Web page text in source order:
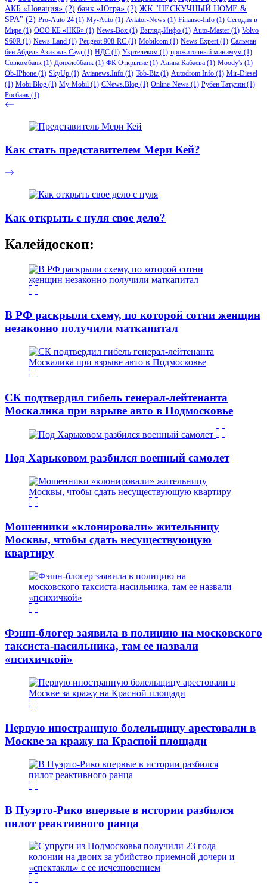
АКБ «Новация» (2) банк «Югра» (2) ЖК "НЕСКУЧНЫЙ HOME &
SPA" (2) Pro-Auto 24 (1) My-Auto (1) Aviator-News (1) Finanse-Info (1) Сегодня в
Мире (1) ООО КБ «НКБ» (1) News-Box (1) Взгляд-Инфо (1) Auto-Master (1) Volvo
S60R (1) News-Land (1) Peugeot 908-RC (1) Mobilcom (1) News-Expert(1) Сальман
бен Абдель Азиз аль-Сауд (1) НДС (1) Укртелеком (1) прожиточный минимум (1)
Совкомбанк (1) Донхлеббанк (1) ФК Открытие (1) Алина Кабаева (1) Moody's (1)
Ob-IPhone (1) SkyUp (1) Avianews.Info (1) Tob-Biz (1) Autodrom.Info (1) Mir-Diesel
(1) Mobi Blog (1) My-Mobil (1) CNews.Blog (1) Online-News (1) Рубен Татулян (1)
Росбанк (1)
Как стать представителем Мери Кей?
Как открыть с нуля свое дело?
Калейдоскоп:
В РФ раскрыли схему, по которой сотни женщин
незаконно получили маткапитал
СК подтвердил гибель генерал-лейтенанта
Москалика при взрыве авто в Подмосковье
Под Харьковом разбился военный самолет
Мошенники «клонировали» жительницу
Москвы, чтобы сдать несуществующую
квартиру
Фэшн-блогер заявила в полицию на московского
таксиста-насильника, там ее назвали
«психичкой»
Первую иностранную болельщицу арестовали в
Москве за кражу на Красной площади
В Пуэрто-Рико впервые в истории разбился
пилот реактивного ранца